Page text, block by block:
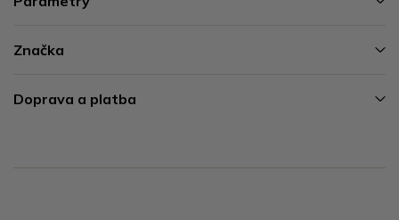
Značka
Doprava a platba